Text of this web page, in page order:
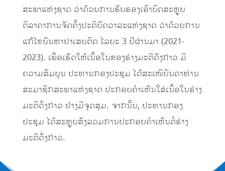
ສະພາແຫ່ງຊາດ ວ່າດ້ວຍການຮັບຮອງເອົາບົດສະຫຼຸບ
ຕີລາຄາການຈັດຕັ້ງປະຕິບັດວາລະແຫ່ງຊາດ ວ່າດ້ວຍການ
ແກ້ໄຂບັນຫາຢາເສບຕິດ ໄລຍະ 3 ປີຜ່ານມາ (2021-
2023). ເພື່ອເຮັດໃຫ້ເນື້ອໃນຂອງຮ່າງມະຕິດັງກ່າວ ມີ
ຄວາມສົມບູນ ປະທານກອງປະຊຸມ ໄດ້ສະເໜີບັນດາທ່ານ
ສະມາຊິກສະພາແຫ່ງຊາດ ປະກອບຄໍາເຫັນໃສ່ເນື້ອໃນຮ່າງ
ມະຕິດັ່ງກ່າວ ຢ່າງມີຈຸດສຸມ. ຈາກນັ້ນ, ປະທານກອງ
ປະຊຸມ ໄດ້ສະຫຼຸບສັງລວມການປະກອບຄໍາເຫັນຕໍ່ຮ່າງ
ມະຕິດັ່ງກ່າວ.